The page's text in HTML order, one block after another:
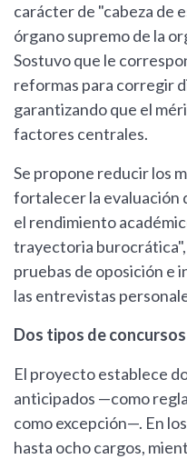
carácter de "cabeza de
órgano supremo de la
Sostuvo que le
reformas para corregir
garantizando que el
factores centrales.
Se propone reducir los
fortalecer la evaluación
el rendimiento
trayectoria burocrática",
pruebas de oposición e
las entrevistas
Dos tipos de
El proyecto establece
anticipados —como
como excepción—. En
hasta ocho cargos,